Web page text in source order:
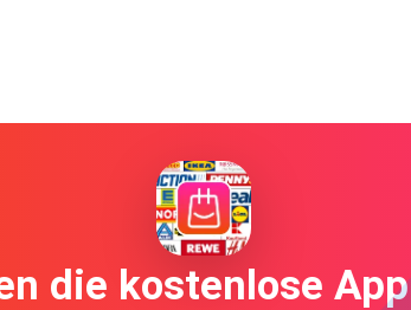
die kostenlose